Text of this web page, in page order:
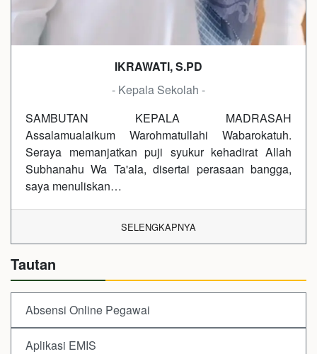
IKRAWATI, S.PD
- Kepala Sekolah -
SAMBUTAN KEPALA MADRASAH
Assalamualaikum Warohmatullahi Wabarokatuh.
Seraya memanjatkan puji syukur kehadirat Allah
Subhanahu Wa Ta'ala, disertai perasaan bangga,
saya menuliskan…
SELENGKAPNYA
Tautan
Absensi Online Pegawai
Aplikasi EMIS